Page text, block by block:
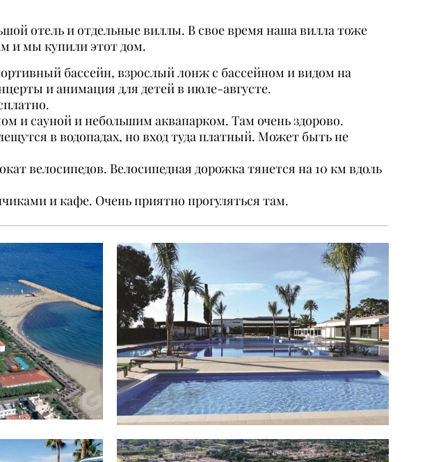
отель и отдельные виллы. В свое время наша вилла тоже
и мы купили этот дом.
бассейн, взрослый лонж с бассейном и видом на
и анимация для детей в июле-августе.
и сауной и небольшим аквапарком. Там очень здорово.
в водопадах, но вход туда платный. Может быть не
велосипедов. Велосипедная дорожка тянется на 10 км вдоль
и кафе. Очень приятно прогуляться там.